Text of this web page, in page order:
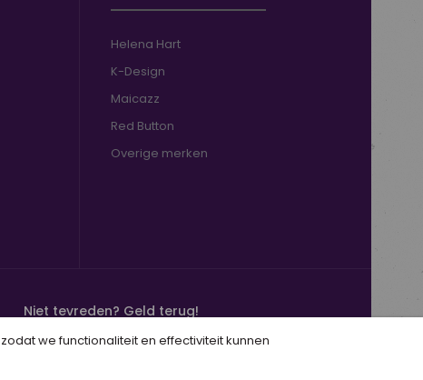
we functionaliteit en effectiviteit kunnen
Helena Hart
K-Design
Maicazz
Red Button
Overige merken
Niet tevreden? Geld terug!